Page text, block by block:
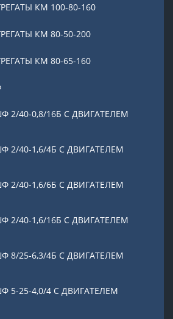
КМ 100-80-160
КМ 80-50-200
КМ 80-65-160
2/40-0,8/16Б С ДВИГАТЕЛЕМ
2/40-1,6/4Б С ДВИГАТЕЛЕМ
2/40-1,6/6Б С ДВИГАТЕЛЕМ
2/40-1,6/16Б С ДВИГАТЕЛЕМ
8/25-6,3/4Б С ДВИГАТЕЛЕМ
5-25-4,0/4 С ДВИГАТЕЛЕМ